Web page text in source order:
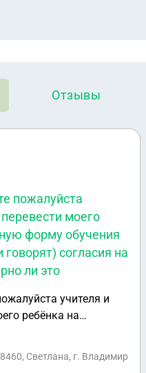
Отзывы
пожалуйста
моего
форму обучения
согласия на
ли это
учителя и
ребёнка на
(из-за поведения,
Светлана, г. Владимир